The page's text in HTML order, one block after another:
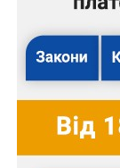
своєї
вже у
завдяки
Олександр
Future for
“Пам’ятаю, як